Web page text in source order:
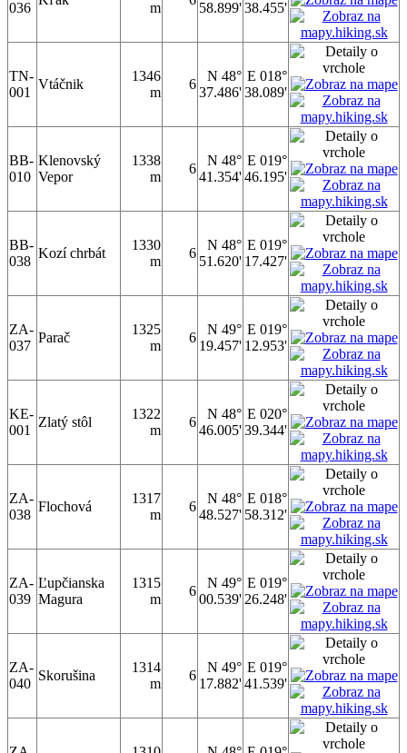
036 m 58.899'38.455'
TN-
001
Vtáčnik
1346
m
6
N 48°
37.486'
E 018°
38.089'
BB-
010
Klenovský
Vepor
1338
m
6
N 48°
41.354'
E 019°
46.195'
BB-
038
Kozí chrbát
1330
m
6
N 48°
51.620'
E 019°
17.427'
ZA-
037
Parač
1325
m
6
N 49°
19.457'
E 019°
12.953'
KE-
001
Zlatý stôl
1322
m
6
N 48°
46.005'
E 020°
39.344'
ZA-
038
Flochová
1317
m
6
N 48°
48.527'
E 018°
58.312'
ZA-
039
Ľupčianska
Magura
1315
m
6
N 49°
00.539'
E 019°
26.248'
ZA-
040
Skorušina
1314
m
6
N 49°
17.882'
E 019°
41.539'